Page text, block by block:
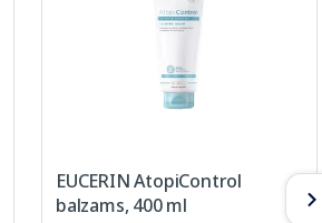
EUCERIN AtopiControl
balzams, 400 ml